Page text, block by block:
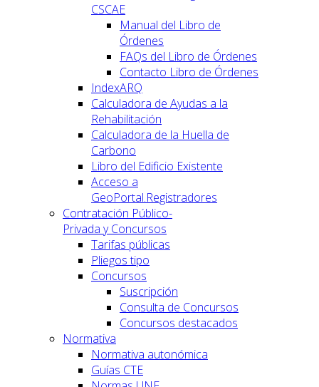
CSCAE
Manual del Libro de
Órdenes
FAQs del Libro de Órdenes
Contacto Libro de Órdenes
IndexARQ
Calculadora de Ayudas a la
Rehabilitación
Calculadora de la Huella de
Carbono
Libro del Edificio Existente
Acceso a
GeoPortal.Registradores
Contratación Público-
Privada y Concursos
Tarifas públicas
Pliegos tipo
Concursos
Suscripción
Consulta de Concursos
Concursos destacados
Normativa
Normativa autonómica
Guías CTE